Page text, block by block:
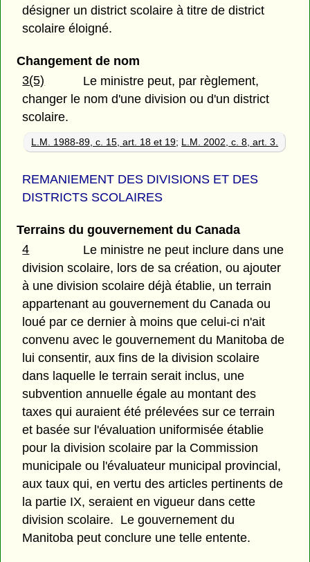
désigner un district scolaire à titre de district
scolaire éloigné.
Changement de nom
3(5)
Le ministre peut, par règlement,
changer le nom d'une division ou d'un district
scolaire.
L.M. 1988-89, c. 15, art. 18 et 19; L.M. 2002, c. 8, art. 3.
REMANIEMENT DES DIVISIONS ET DES
DISTRICTS SCOLAIRES
Terrains du gouvernement du Canada
4
Le ministre ne peut inclure dans une
division scolaire, lors de sa création, ou ajouter
à une division scolaire déjà établie, un terrain
appartenant au gouvernement du Canada ou
loué par ce dernier à moins que celui-ci n'ait
convenu avec le gouvernement du Manitoba de
lui consentir, aux fins de la division scolaire
dans laquelle le terrain serait inclus, une
subvention annuelle égale au montant des
taxes qui auraient été prélevées sur ce terrain
et basée sur l'évaluation uniformisée établie
pour la division scolaire par la Commission
municipale ou l'évaluateur municipal provincial,
aux taux qui, en vertu des articles pertinents de
la partie IX, seraient en vigueur dans cette
division scolaire. Le gouvernement du
Manitoba peut conclure une telle entente.